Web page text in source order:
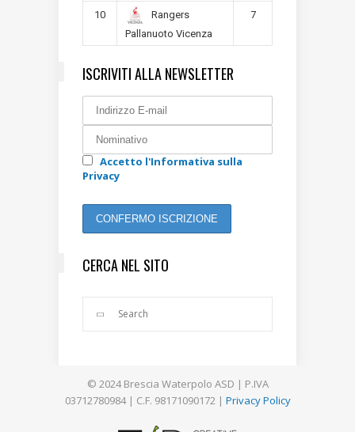
10
Rangers
Pallanuoto Vicenza
7
ISCRIVITI ALLA NEWSLETTER
Accetto l'Informativa sulla
Privacy
CERCA NEL SITO
© 2024 Brescia Waterpolo ASD | P.IVA
03712780984 | C.F. 98171090172 | Privacy Policy